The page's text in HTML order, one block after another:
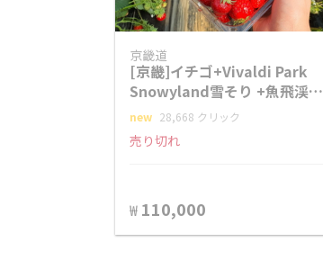
京畿道
[京畿]イチゴ+Vivaldi Park
Snowyland雪そり +魚飛渓谷
パッケージ
new 28,668 クリック
売り切れ
₩ 110,000